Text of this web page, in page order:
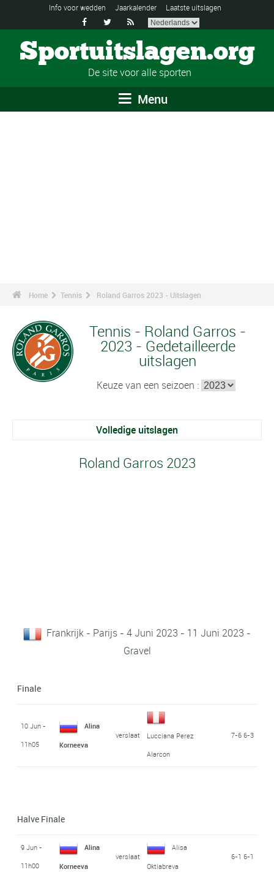
Info voor wedden Jaarkalender Laatste uitslagen
  
Sportuitslagen.org
De site voor alle sporten
Menu
Home Tennis Roland Garros 2023 - Uitslagen
Tennis - Roland Garros -
2023 - Gedetailleerde
uitslagen
Keuze van een seizoen :
Volledige uitslagen
Roland Garros 2023
Frankrijk - Parijs - 4 Juni 2023 - 11 Juni 2023 -
Gravel
Finale
10 Jun -
11h05
Alina
Korneeva
verslaat
Lucciana Perez
Alarcon
7-6 6-3
Halve Finale
9 Jun -
11h00
Alina
Korneeva
verslaat
Alisa
Oktiabreva
6-1 6-1